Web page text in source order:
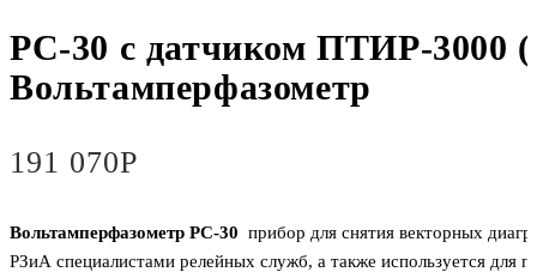
РС-30 с датчиком ПТИР-3000
Вольтамперфазометр
191 070Р
Вольтамперфазометр РС-30 прибор для снятия векторных
РЗиА специалистами релейных служб, а также используется для